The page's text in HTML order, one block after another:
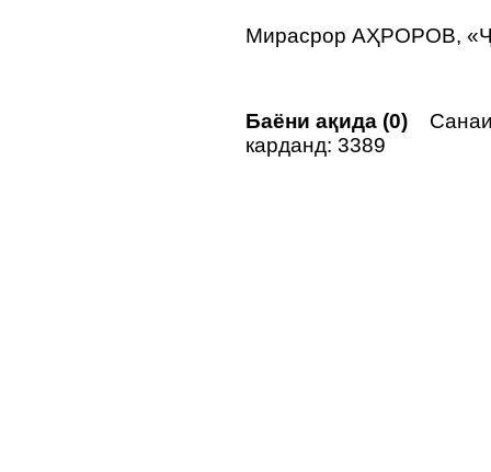
Мирасрор АҲРОРОВ,
Баёни ақида (0)
карданд: 3389